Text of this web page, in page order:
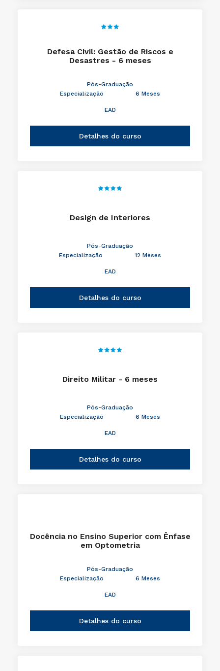
Defesa Civil: Gestão de Riscos e
Desastres - 6 meses
Pós-Graduação
Especialização
6 Meses
EAD
Detalhes do curso
Design de Interiores
Pós-Graduação
Especialização
12 Meses
EAD
Detalhes do curso
Direito Militar - 6 meses
Pós-Graduação
Especialização
6 Meses
EAD
Detalhes do curso
Docência no Ensino Superior com Ênfase
em Optometria
Pós-Graduação
Especialização
6 Meses
EAD
Detalhes do curso